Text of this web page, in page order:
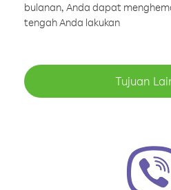
bulanan, Anda dapat
tengah Anda lakukan
Tujuan